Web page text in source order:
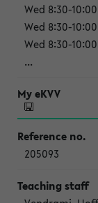
Wed 8:30-
Wed 8:30-
Wed 8:30-
...
205093